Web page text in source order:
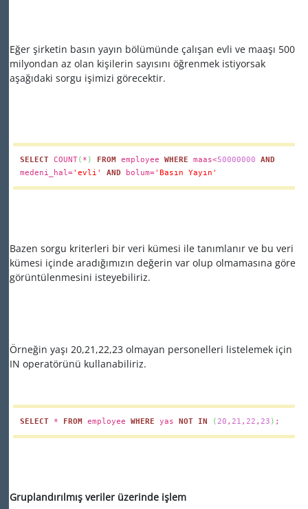
Eğer şirketin basın yayın bölümünde çalışan evli ve maaşı 500
milyondan az olan kişilerin sayısını öğrenmek istiyorsak
aşağıdaki sorgu işimizi görecektir.
SELECT COUNT( * ) FROM employee WHERE maas<50000000
AND
medeni_hal='evli' AND bolum='Basın Yayın'
Bazen sorgu kriterleri bir veri kümesi ile tanımlanır ve bu veri
kümesi içinde aradığımızın değerin var olup olmamasına göre
görüntülenmesini isteyebiliriz.
Örneğin yaşı 20,21,22,23 olmayan personelleri listelemek için
IN operatörünü kullanabiliriz.
SELECT * FROM employee WHERE yas NOT IN ( 20 , 21 , 22 , 23 ) ;
Gruplandırılmış veriler üzerinde işlem